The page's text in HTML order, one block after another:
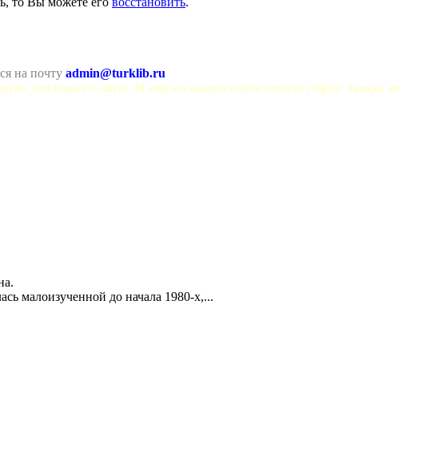
на почту admin@turklib.ru
для вашего сайта. И еще на нашем сайте немало софта! Заходи не
малоизученной до начала 1980-х,...